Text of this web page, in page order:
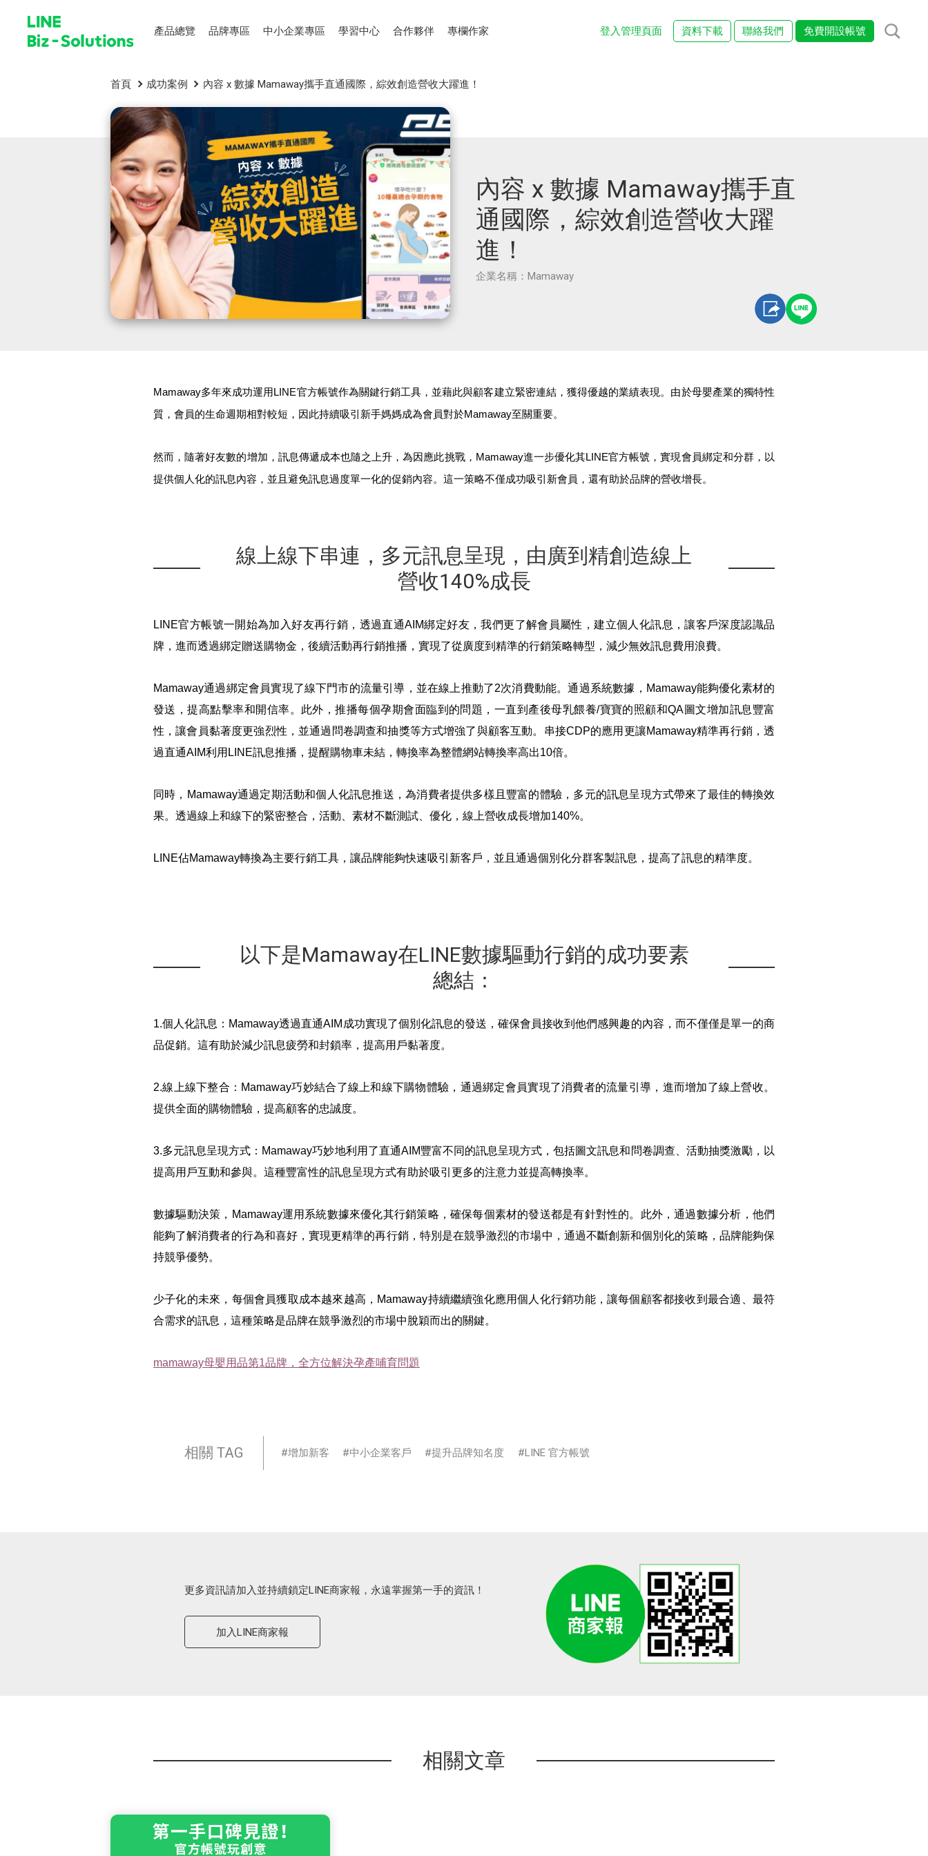
產品總覽 品牌專區 中小企業專區 學習中心 合作夥伴 專欄作家 登入管理頁面 資料下載 聯絡我們 免費開設帳號
首頁 成功案例 內容 x 數據 Mamaway攜手直通國際，綜效創造營收大躍進！
內容 x 數據 Mamaway攜手直
通國際，綜效創造營收大躍
進！
企業名稱：Mamaway
Mamaway多年來成功運用LINE官方帳號作為關鍵行銷工具，並藉此與顧客建立緊密連結，獲得優越的業績表現。由於母嬰產業的獨特性
質，會員的生命週期相對較短，因此持續吸引新手媽媽成為會員對於Mamaway至關重要。
然而，隨著好友數的增加，訊息傳遞成本也隨之上升，為因應此挑戰，Mamaway進一步優化其LINE官方帳號，實現會員綁定和分群，以
提供個人化的訊息內容，並且避免訊息過度單一化的促銷內容。這一策略不僅成功吸引新會員，還有助於品牌的營收增長。
線上線下串連，多元訊息呈現，由廣到精創造線上
營收140%成長
LINE官方帳號一開始為加入好友再行銷，透過直通AIM綁定好友，我們更了解會員屬性，建立個人化訊息，讓客戶深度認識品
牌，進而透過綁定贈送購物金，後續活動再行銷推播，實現了從廣度到精準的行銷策略轉型，減少無效訊息費用浪費。
Mamaway通過綁定會員實現了線下門市的流量引導，並在線上推動了2次消費動能。通過系統數據，Mamaway能夠優化素材的
發送，提高點擊率和開信率。此外，推播每個孕期會面臨到的問題，一直到產後母乳餵養/寶寶的照顧和QA圖文增加訊息豐富
性，讓會員黏著度更強烈性，並通過問卷調查和抽獎等方式增強了與顧客互動。串接CDP的應用更讓Mamaway精準再行銷，透
過直通AIM利用LINE訊息推播，提醒購物車未結，轉換率為整體網站轉換率高出10倍。
同時，Mamaway通過定期活動和個人化訊息推送，為消費者提供多樣且豐富的體驗，多元的訊息呈現方式帶來了最佳的轉換效
果。透過線上和線下的緊密整合，活動、素材不斷測試、優化，線上營收成長增加140%。
LINE佔Mamaway轉換為主要行銷工具，讓品牌能夠快速吸引新客戶，並且通過個別化分群客製訊息，提高了訊息的精準度。
以下是Mamaway在LINE數據驅動行銷的成功要素
總結：
1.個人化訊息：Mamaway透過直通AIM成功實現了個別化訊息的發送，確保會員接收到他們感興趣的內容，而不僅僅是單一的商
品促銷。這有助於減少訊息疲勞和封鎖率，提高用戶黏著度。
2.線上線下整合：Mamaway巧妙結合了線上和線下購物體驗，通過綁定會員實現了消費者的流量引導，進而增加了線上營收。
提供全面的購物體驗，提高顧客的忠誠度。
3.多元訊息呈現方式：Mamaway巧妙地利用了直通AIM豐富不同的訊息呈現方式，包括圖文訊息和問卷調查、活動抽獎激勵，以
提高用戶互動和參與。這種豐富性的訊息呈現方式有助於吸引更多的注意力並提高轉換率。
數據驅動決策，Mamaway運用系統數據來優化其行銷策略，確保每個素材的發送都是有針對性的。此外，通過數據分析，他們
能夠了解消費者的行為和喜好，實現更精準的再行銷，特別是在競爭激烈的市場中，通過不斷創新和個別化的策略，品牌能夠保
持競爭優勢。
少子化的未來，每個會員獲取成本越來越高，Mamaway持續繼續強化應用個人化行銷功能，讓每個顧客都接收到最合適、最符
合需求的訊息，這種策略是品牌在競爭激烈的市場中脫穎而出的關鍵。
mamaway母嬰用品第1品牌，全方位解決孕產哺育問題
相關 TAG 增加新客 中小企業客戶 提升品牌知名度 LINE 官方帳號
更多資訊請加入並持續鎖定LINE商家報，永遠掌握第一手的資訊！
加入LINE商家報
相關文章